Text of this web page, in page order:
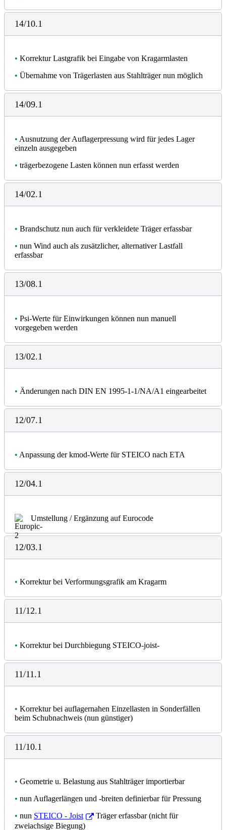
14/10.1
• Korrektur Lastgrafik bei Eingabe von Kragarmlasten
• Übernahme von Trägerlasten aus Stahlträger nun möglich
14/09.1
• Ausnutzung der Auflagerpressung wird für jedes Lager
einzeln ausgegeben
• trägerbezogene Lasten können nun erfasst werden
14/02.1
• Brandschutz nun auch für verkleidete Träger erfassbar
• nun Wind auch als zusätzlicher, alternativer Lastfall
erfassbar
13/08.1
• Psi-Werte für Einwirkungen können nun manuell
vorgegeben werden
13/02.1
• Änderungen nach DIN EN 1995-1-1/NA/A1 eingearbeitet
12/07.1
• Anpassung der kmod-Werte für STEICO nach ETA
12/04.1
Umstellung / Ergänzung auf Eurocode
12/03.1
• Korrektur bei Verformungsgrafik am Kragarm
11/12.1
• Korrektur bei Durchbiegung STEICO-joist-
11/11.1
• Korrektur bei auflagernahen Einzellasten in Sonderfällen
beim Schubnachweis (nun günstiger)
11/10.1
• Geometrie u. Belastung aus Stahlträger importierbar
• nun Auflagerlängen und -breiten definierbar für Pressung
• nun STEICO - Joist
Träger erfassbar (nicht für
zweiachsige Biegung)